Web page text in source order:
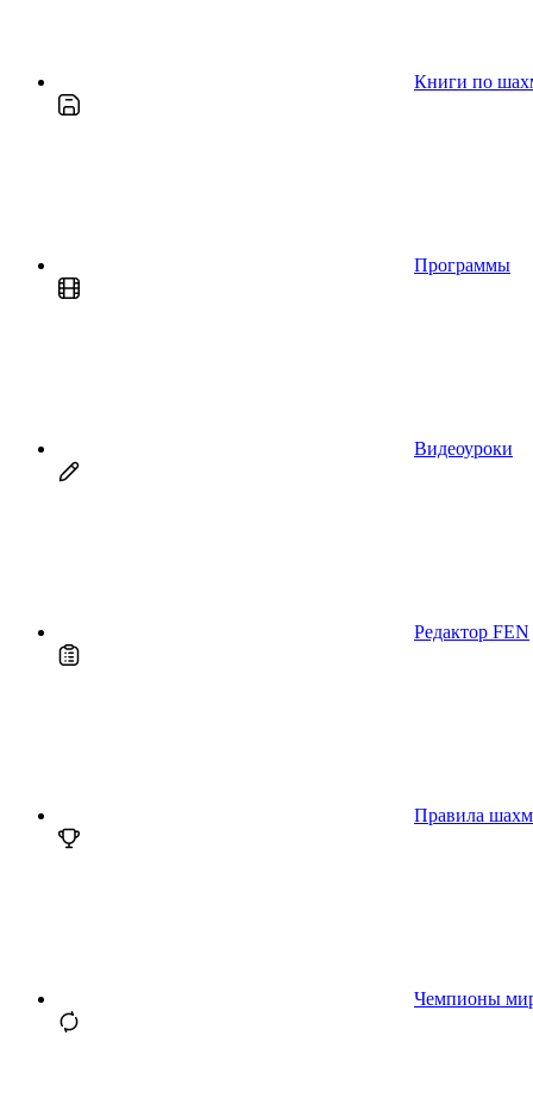
Книги по
Программы
Видеоуроки
Редактор FEN
Правила
Чемпионы